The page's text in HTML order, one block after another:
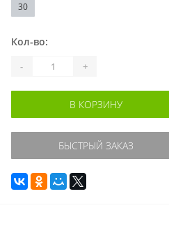
30
Кол-во:
- +
В КОРЗИНУ
БЫСТРЫЙ ЗАКАЗ